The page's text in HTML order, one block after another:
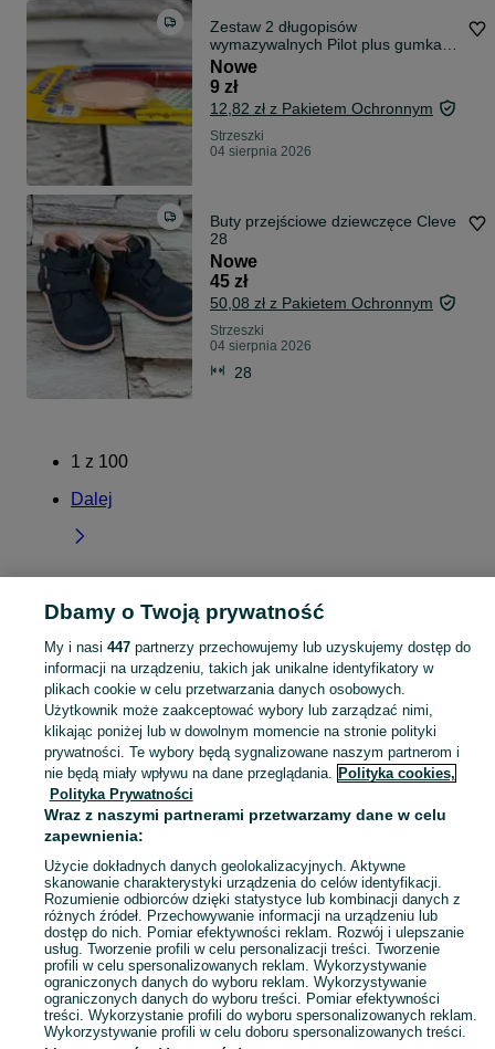
Zestaw 2 długopisów
wymazywalnych Pilot plus gumka
do wymagzywania
Nowe
9 zł
12,82 zł z Pakietem Ochronnym
Strzeszki
04 sierpnia 2026
Buty przejściowe dziewczęce Cleve
28
Nowe
45 zł
50,08 zł z Pakietem Ochronnym
Strzeszki
04 sierpnia 2026
28
1 z 100
Dalej
Strona główna Wielkopolskie Strzeszki
KATEGORIA
Skorzystaj z największego serwisu ogłoszeniowego - Strzeszki i okolice! Kupuj to, czego pragniesz i sprzedawaj to, czego już nie potrzebujesz! Zobacz
Mapa kategorii
Mapa miejscowości
Mapa ministron
Popularne wyszukiwania
Dbamy o Twoją prywatność
My i nasi 447partnerzy przechowujemy lub uzyskujemy dostęp do
informacji na urządzeniu, takich jak unikalne identyfikatory w
plikach cookie w celu przetwarzania danych osobowych.
Użytkownik może zaakceptować wybory lub zarządzać nimi,
klikając poniżej lub w dowolnym momencie na stronie polityki
prywatności. Te wybory będą sygnalizowane naszym partnerom i
nie będą miały wpływu na dane przeglądania. Polityka cookies,
Polityka Prywatności
Wraz z naszymi partnerami przetwarzamy dane w celu
zapewnienia:
Użycie dokładnych danych geolokalizacyjnych. Aktywne
skanowanie charakterystyki urządzenia do celów identyfikacji.
Rozumienie odbiorców dzięki statystyce lub kombinacji danych z
różnych źródeł. Przechowywanie informacji na urządzeniu lub
dostęp do nich. Pomiar efektywności reklam. Rozwój i ulepszanie
usług. Tworzenie profili w celu personalizacji treści. Tworzenie
profili w celu spersonalizowanych reklam. Wykorzystywanie
ograniczonych danych do wyboru reklam. Wykorzystywanie
ograniczonych danych do wyboru treści. Pomiar efektywności
treści. Wykorzystanie profili do wyboru spersonalizowanych reklam.
Wykorzystywanie profili w celu doboru spersonalizowanych treści.